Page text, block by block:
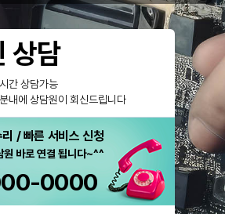
상담
간 상담가능
내에 상담원이 회신드립니다
리 / 빠른 서비스 신청
원 바로 연결 됩니다~^^
0000